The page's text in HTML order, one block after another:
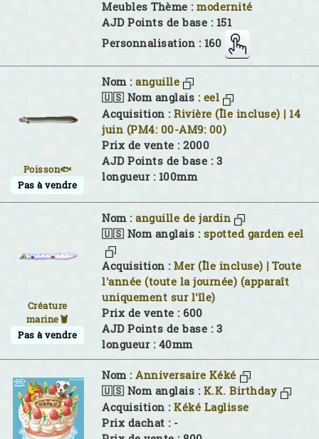
Meubles Thème : modernité
AJD Points de base : 151
Personnalisation : 160
Poisson🐟
Pas à vendre
Nom : anguille
🇺🇸 Nom anglais : eel
Acquisition : Rivière (Île incluse) | 14
juin (PM4: 00-AM9: 00)
Prix de vente : 2000
AJD Points de base : 3
longueur : 100mm
Créature
marine🦞
Pas à vendre
Nom : anguille de jardin
🇺🇸 Nom anglais : spotted garden eel
Acquisition : Mer (Île incluse) | Toute
l'année (toute la journée) (apparaît
uniquement sur l'île)
Prix de vente : 600
AJD Points de base : 3
longueur : 40mm
Nom : Anniversaire Kéké
🇺🇸 Nom anglais : K.K. Birthday
Acquisition : Kéké Laglisse
Prix dachat : -